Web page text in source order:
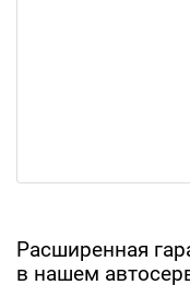
Расширенная
в нашем